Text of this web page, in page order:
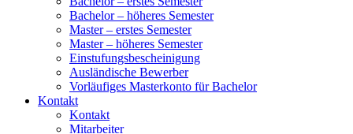
Bachelor – höheres Semester
Master – erstes Semester
Master – höheres Semester
Einstufungsbescheinigung
Ausländische Bewerber
Vorläufiges Masterkonto für Bachelor
Kontakt
Kontakt
Mitarbeiter